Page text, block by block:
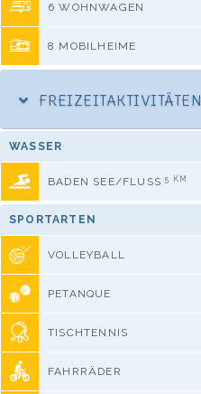
6 WOHNWAGEN
8 MOBILHEIME
FREIZEITAKTIVITÄTEN
WASSER
BADEN SEE/FLUSS5 KM
SPORTARTEN
VOLLEYBALL
PETANQUE
TISCHTENNIS
FAHRRÄDER